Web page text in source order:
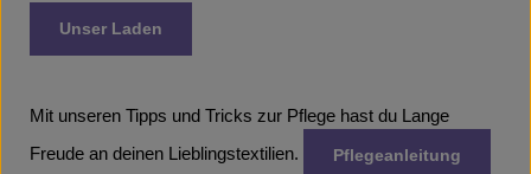
Unser Laden
Mit unseren Tipps und Tricks zur Pflege hast du Lange
Freude an deinen Lieblingstextilien. Pflegeanleitung